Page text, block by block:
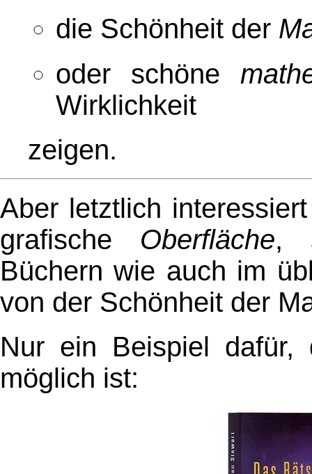
die Schönheit der
oder schöne
Wirklichkeit
zeigen.
Aber letztlich
grafische Oberfläche,
Büchern wie auch im
von der Schönheit der
Nur ein Beispiel
möglich ist: